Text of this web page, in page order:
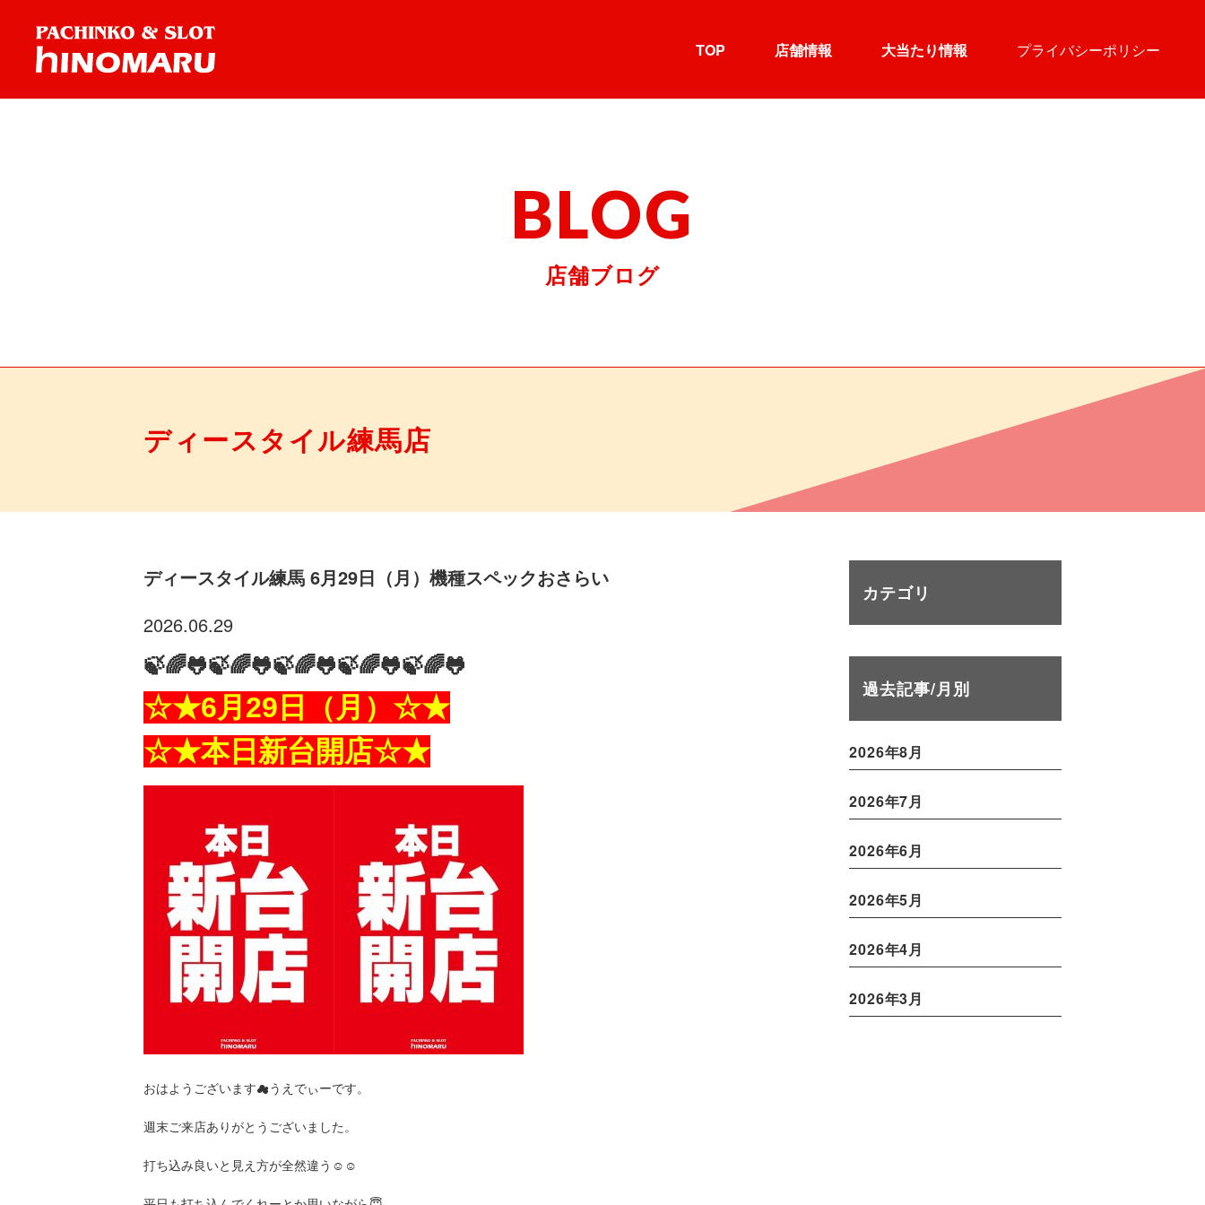
TOP 店舗情報 大当たり情報 プライバシーポリシー
BLOG
店舗ブログ
ディースタイル練馬店
ディースタイル練馬 6月29日（月）機種スペックおさらい
2026.06.29
🍃🌈🐸🍃🌈🐸🍃🌈🐸🍃🌈🐸🍃🌈🐸
☆★6月29 日（月 ）☆★
☆★本日新台開店☆★
おはようございます☁うえでぃーです。
週末ご来店ありがとうございました。
打ち込み良いと見え方が全然違う☺☺
カテゴリ
過去記事/月別
2026年8月
2026年7月
2026年6月
2026年5月
2026年4月
2026年3月